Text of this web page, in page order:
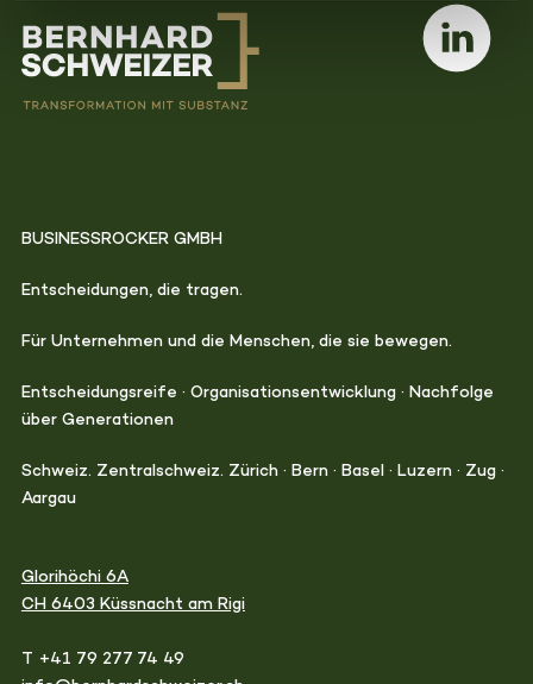
BUSINESSROCKER GMBH
Entscheidungen, die tragen.
Für Unternehmen und die Menschen, die sie bewegen.
Entscheidungsreife · Organisationsentwicklung · Nachfolge
über Generationen
Schweiz. Zentralschweiz. Zürich · Bern · Basel · Luzern · Zug ·
Aargau
Glorihöchi 6A
CH 6403 Küssnacht am Rigi
T +41 79 277 74 49